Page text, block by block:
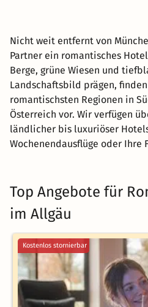
Nicht weit entfernt von
Partner ein romantisches
Berge, grüne Wiesen und
Landschaftsbild prägen,
romantischsten Regionen in
Österreich vor. Wir verfügen
ländlicher bis luxuriöser
Wochenendausflüge oder Ihre
Top Angebote für
im Allgäu
Kostenlos stornierbar